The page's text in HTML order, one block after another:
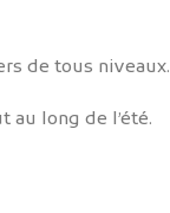
de tous niveaux.
au long de l’été.